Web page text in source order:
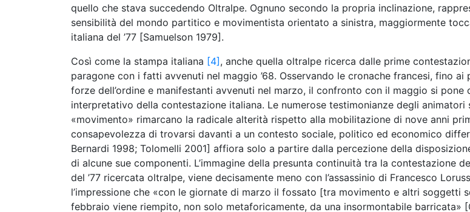
quello che stava succedendo Oltralpe. Ognuno secondo la propria inclinazione,
sensibilità del mondo partitico e movimentista orientato a sinistra, maggiormente
italiana del ’77 [Samuelson 1979].
Così come la stampa italiana [4] , anche quella oltralpe ricerca dalle prime
paragone con i fatti avvenuti nel maggio ’68. Osservando le cronache francesi, fino
forze dell’ordine e manifestanti avvenuti nel marzo, il confronto con il maggio si pone
interpretativo della contestazione italiana. Le numerose testimonianze degli animatori
«movimento» rimarcano la radicale alterità rispetto alla mobilitazione di nove anni
consapevolezza di trovarsi davanti a un contesto sociale, politico ed economico
Bernardi 1998; Tolomelli 2001] affiora solo a partire dalla percezione della
di alcune sue componenti. L’immagine della presunta continuità tra la contestazione
del ’77 ricercata oltralpe, viene decisamente meno con l’assassinio di Francesco
l’impressione che «con le giornate di marzo il fossato [tra movimento e altri soggetti
febbraio viene riempito, non solo metaforicamente, da una insormontabile barricata»